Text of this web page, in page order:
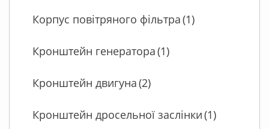
Корпус повітряного фільтра(1)
Кронштейн генератора(1)
Кронштейн двигуна(2)
Кронштейн дросельної заслінки(1)